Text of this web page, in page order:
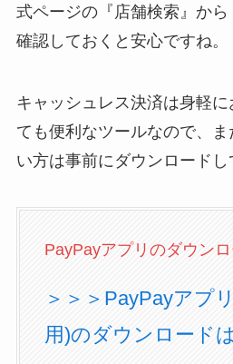
式ページの『店舗検索』か
確認しておくと安心ですね。
キャッシュレス決済は身軽
ても便利なツールなので、
い方は事前にダウンロードし
PayPayアプリのダウン
＞＞＞PayPayアプ
用)のダウンロード